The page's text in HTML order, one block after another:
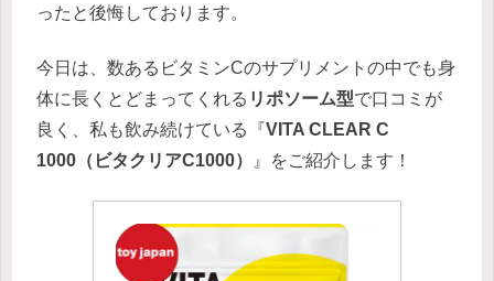
ったと後悔しております。
今日は、数あるビタミンCのサプリメントの中でも身
体に長くとどまってくれる リポソーム型で口コミが
良く、私も飲み続けている『VITA CLEAR C
1000（ビタクリアC1000）
』をご紹介します！